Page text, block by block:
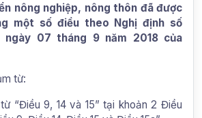
nông nghiệp, nông thôn đã được
một số điều theo Nghị định số
ngày 07 tháng 9 năm 2018 của
từ:
“Điều 9, 14 và 15” tại khoản 2 Điều